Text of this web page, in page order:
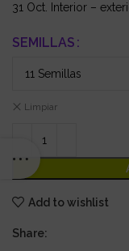
31 Oct. Interior –
SEMILLAS
Limpiar
Add to wishlist
Share: